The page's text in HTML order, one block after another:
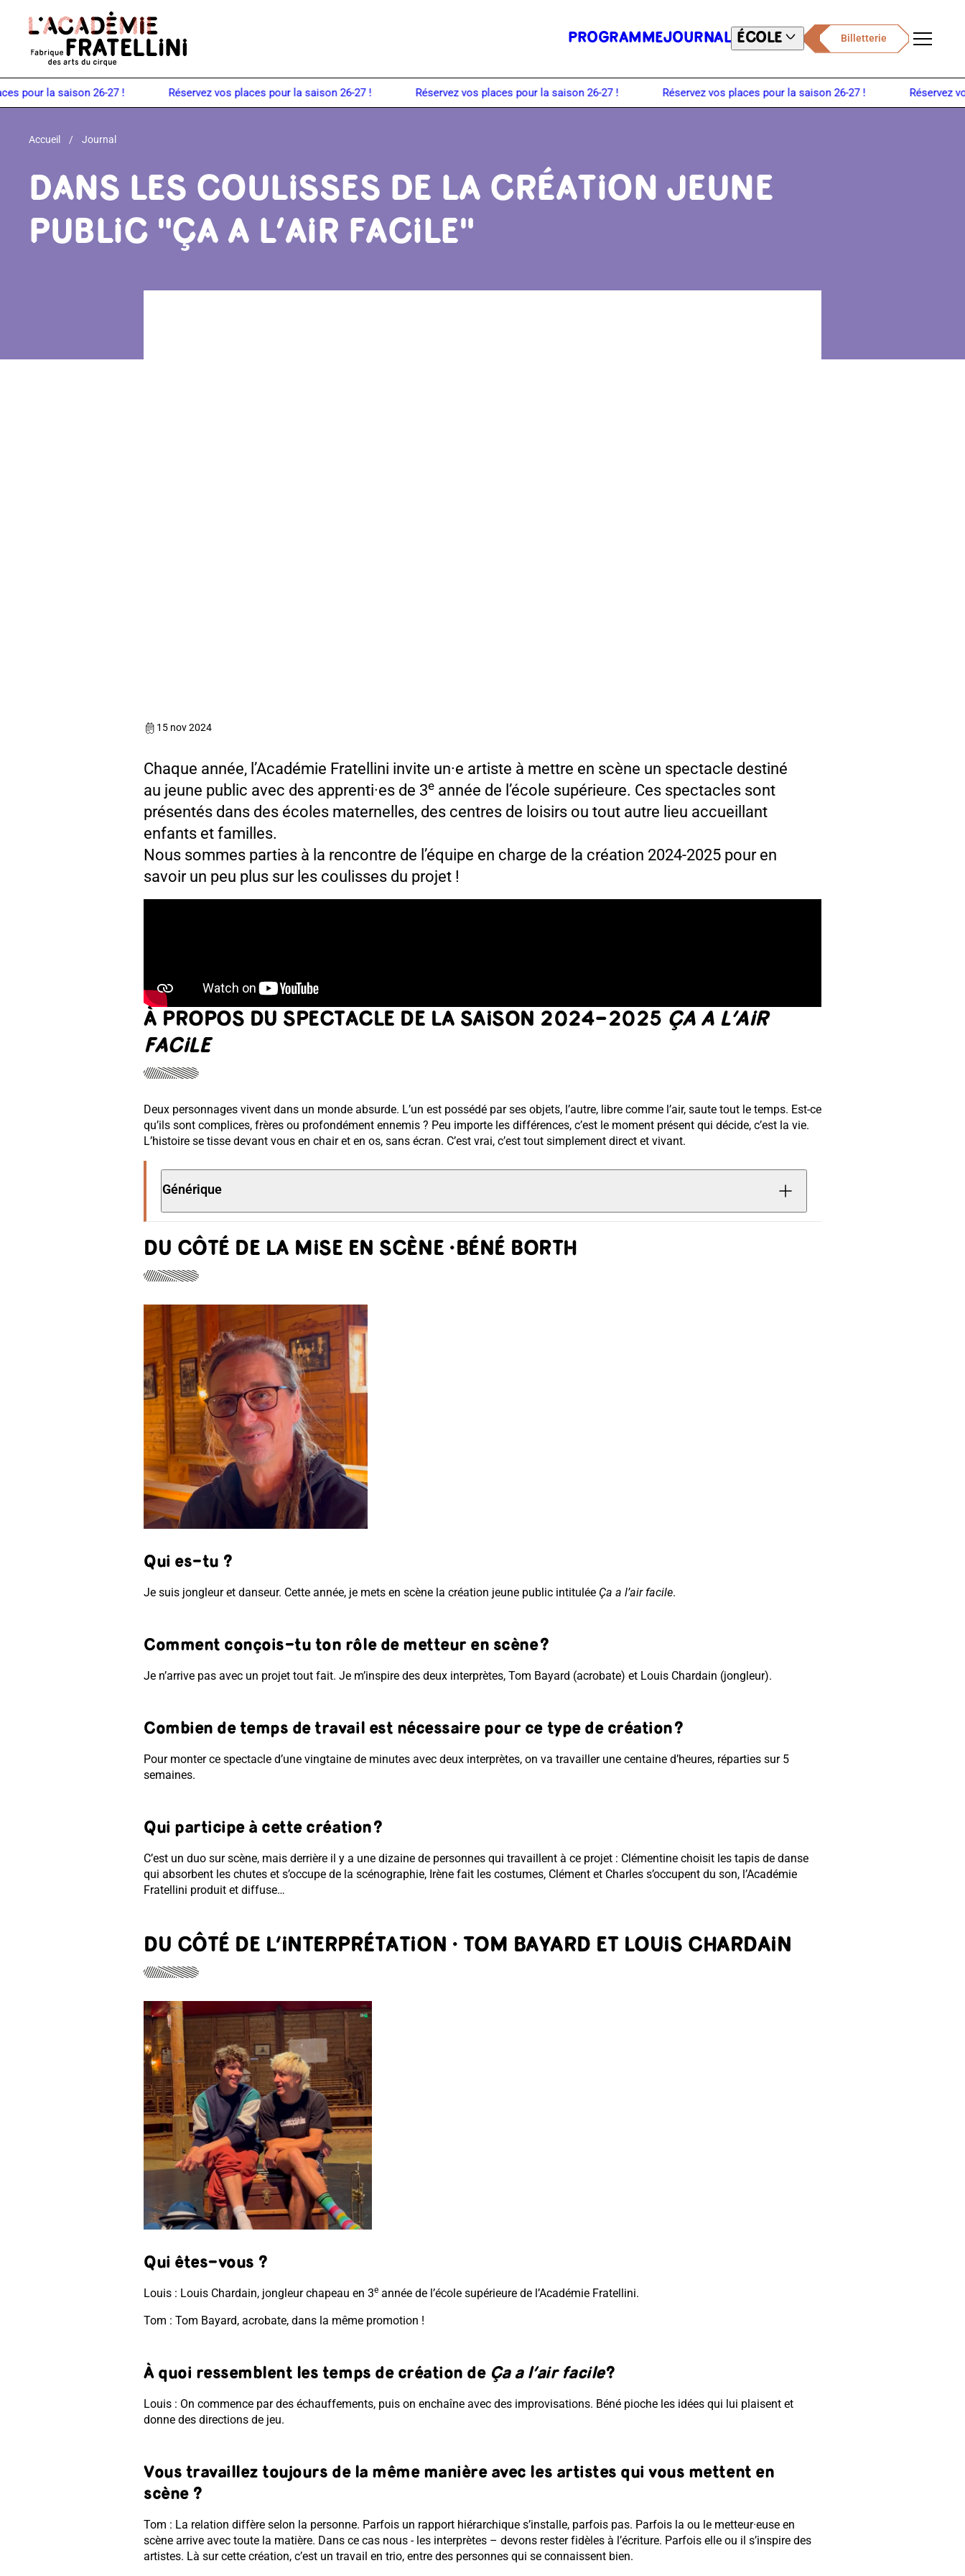
PROGRAMMEJOURNAL ÉCOLE Billetterie Menu
la saison 26-27 !
Accueil Journal
DANS LES COULISSES DE LA CRÉATION JEUNE
PUBLIC "ÇA A L’AIR FACILE"
15 nov 2024
Chaque année, l’Académie Fratellini invite un·e artiste à mettre en scène un spectacle destiné
au jeune public avec des apprenti·es de 3e année de l’école supérieure. Ces spectacles sont
présentés dans des écoles maternelles, des centres de loisirs ou tout autre lieu accueillant
enfants et familles.
Nous sommes parties à la rencontre de l’équipe en charge de la création 2024-2025 pour en
savoir un peu plus sur les coulisses du projet !
À PROPOS DU SPECTACLE DE LA SAISON 2024-2025 ÇA A L’AIR
FACILE
Deux personnages vivent dans un monde absurde. L’un est possédé par ses objets, l’autre, libre comme l’air, saute tout le temps. Est-ce
qu’ils sont complices, frères ou profondément ennemis ? Peu importe les différences, c’est le moment présent qui décide, c’est la vie.
L’histoire se tisse devant vous en chair et en os, sans écran. C’est vrai, c’est tout simplement direct et vivant.
Générique
DU CÔTÉ DE LA MISE EN SCÈNE · BÉNÉ BORTH
Qui es-tu ?
Je suis jongleur et danseur. Cette année, je mets en scène la création jeune public intitulée Ça a l’air facile.
Comment conçois-tu ton rôle de metteur en scène ?
Je n’arrive pas avec un projet tout fait. Je m’inspire des deux interprètes, Tom Bayard (acrobate) et Louis Chardain (jongleur).
Combien de temps de travail est nécessaire pour ce type de création ?
Pour monter ce spectacle d’une vingtaine de minutes avec deux interprètes, on va travailler une centaine d’heures, réparties sur 5
semaines.
Qui participe à cette création ?
C’est un duo sur scène, mais derrière il y a une dizaine de personnes qui travaillent à ce projet : Clémentine choisit les tapis de danse
qui absorbent les chutes et s’occupe de la scénographie, Irène fait les costumes, Clément et Charles s’occupent du son, l’Académie
Fratellini produit et diffuse…
DU CÔTÉ DE L’INTERPRÉTATION · TOM BAYARD ET LOUIS CHARDAIN
Qui êtes-vous ?
Louis : Louis Chardain, jongleur chapeau en 3e année de l’école supérieure de l’Académie Fratellini.
Tom : Tom Bayard, acrobate, dans la même promotion !
À quoi ressemblent les temps de création de Ça a l’air facile?
Louis : On commence par des échauffements, puis on enchaîne avec des improvisations. Béné pioche les idées qui lui plaisent et
donne des directions de jeu.
Vous travaillez toujours de la même manière avec les artistes qui vous mettent en
scène ?
Tom : La relation diffère selon la personne. Parfois un rapport hiérarchique s’installe, parfois pas. Parfois la ou le metteur·euse en
scène arrive avec toute la matière. Dans ce cas nous - les interprètes – devons rester fidèles à l’écriture. Parfois elle ou il s’inspire des
artistes. Là sur cette création, c’est un travail en trio, entre des personnes qui se connaissent bien.
Panneau de gestion des cookies